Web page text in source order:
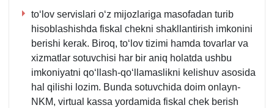
toʻlov servislari oʻz mijozlariga masofadan turib
hisoblashishda fiskal chekni shakllantirish imkonini
berishi kerak. Biroq, toʻlov tizimi hamda tovarlar va
хizmatlar sotuvchisi har bir aniq holatda ushbu
imkoniyatni qoʻllash-qoʻllamaslikni kelishuv asosida
hal qilishi lozim. Bunda sotuvchida doim onlayn-
NKM, virtual kassa yordamida fiskal chek berish